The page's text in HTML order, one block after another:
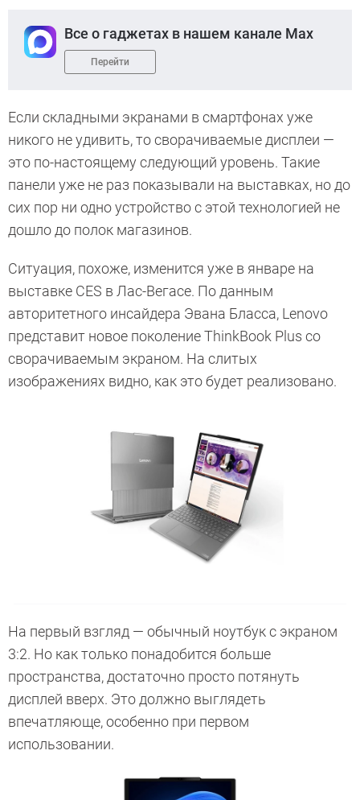
Все о гаджетах в нашем канале Max
Перейти
Если складными экранами в смартфонах уже
никого не удивить, то сворачиваемые дисплеи —
это по-настоящему следующий уровень. Такие
панели уже не раз показывали на выставках, но до
сих пор ни одно устройство с этой технологией не
дошло до полок магазинов.
Ситуация, похоже, изменится уже в январе на
выставке CES в Лас-Вегасе. По данным
авторитетного инсайдера Эвана Бласса, Lenovo
представит новое поколение ThinkBook Plus со
сворачиваемым экраном. На слитых
изображениях видно, как это будет реализовано.
На первый взгляд — обычный ноутбук с экраном
3:2. Но как только понадобится больше
пространства, достаточно просто потянуть
дисплей вверх. Это должно выглядеть
впечатляюще, особенно при первом
использовании.